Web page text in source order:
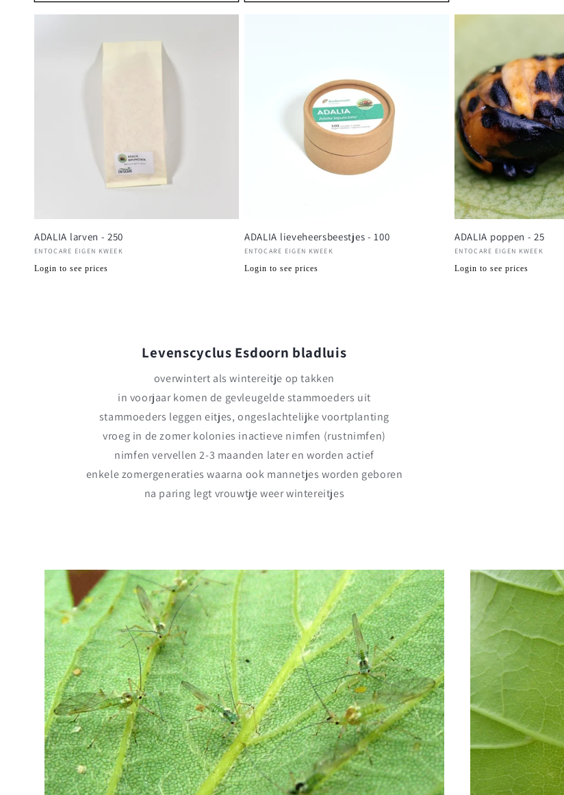
ADALIA larven - 250
Verkoper:
ENTOCARE EIGEN KWEEK
Normale
Login to see prices
ADALIA lieveheersbeestjes - 100
Verkoper:
ENTOCARE EIGEN KWEEK
Normale
Login to see prices
ADALIA poppen - 25
Verkoper:
ENTOCARE EIGEN KWEEK
Normale
Login to see prices
Levenscyclus Esdoorn bladluis
overwintert als wintereitje op takken
in voorjaar komen de gevleugelde stammoeders uit
stammoeders leggen eitjes, ongeslachtelijke voortplanting
vroeg in de zomer kolonies inactieve nimfen (rustnimfen)
nimfen vervellen 2-3 maanden later en worden actief
enkele zomergeneraties waarna ook mannetjes worden geboren
na paring legt vrouwtje weer wintereitjes